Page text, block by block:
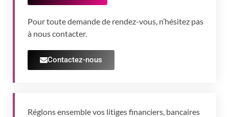
Pour toute demande de rendez-vous, n’hésitez pas
à nous contacter.
Contactez-nous
Réglons ensemble vos litiges financiers, bancaires